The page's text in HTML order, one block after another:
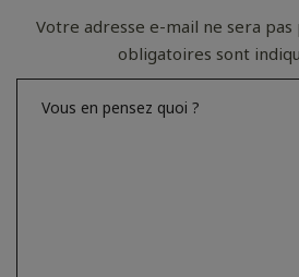
Votre adresse e-mail ne sera pas
obligatoires sont